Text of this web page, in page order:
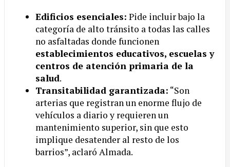
Edificios esenciales: Pide incluir bajo la
categoría de alto tránsito a todas las calles
no asfaltadas donde funcionen
establecimientos educativos, escuelas y
centros de atención primaria de la
salud.
Transitabilidad garantizada: “Son
arterias que registran un enorme flujo de
vehículos a diario y requieren un
mantenimiento superior, sin que esto
implique desatender al resto de los
barrios”, aclaró Almada.